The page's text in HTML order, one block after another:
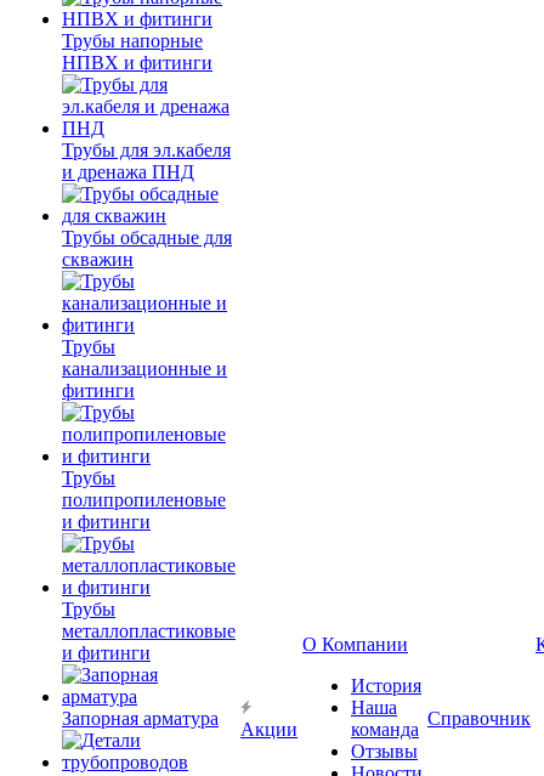
Трубы напорные
НПВХ и фитинги
Трубы для эл.кабеля
и дренажа ПНД
Трубы обсадные для
скважин
Трубы
канализационные и
фитинги
Трубы
полипропиленовые
и фитинги
Трубы
металлопластиковые
и фитинги
Запорная арматура
Акции
О Компании
История
Наша
команда
Отзывы
Справочник